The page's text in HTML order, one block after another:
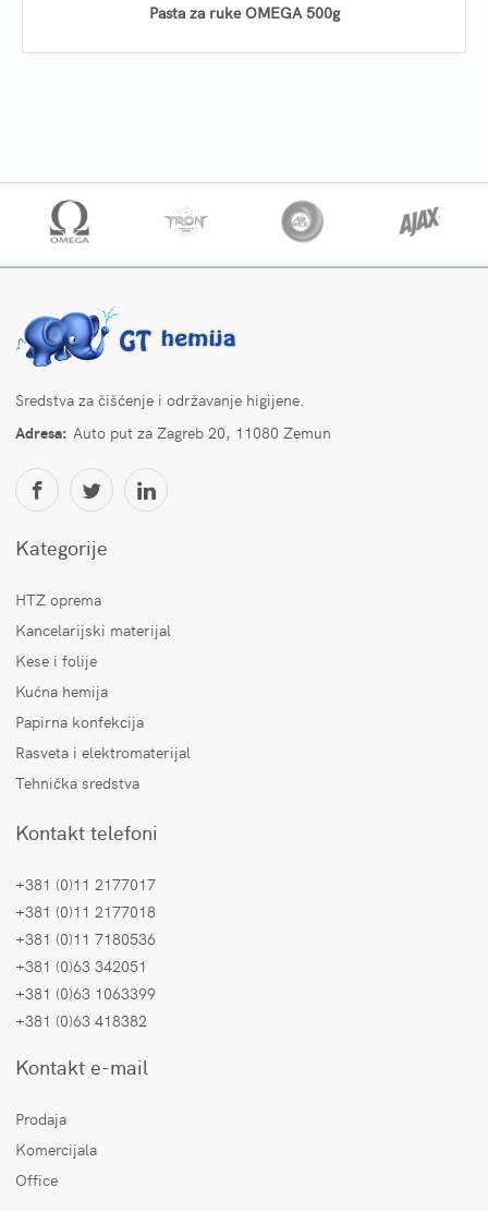
Pasta za ruke OMEGA 500g
Sredstva za čišćenje i održavanje higijene.
Adresa: Auto put za Zagreb 20, 11080 Zemun
Kategorije
HTZ oprema
Kancelarijski materijal
Kese i folije
Kućna hemija
Papirna konfekcija
Rasveta i elektromaterijal
Tehnička sredstva
Kontakt telefoni
+381 (0)11 2177017
+381 (0)11 2177018
+381 (0)11 7180536
+381 (0)63 342051
+381 (0)63 1063399
+381 (0)63 418382
Kontakt e-mail
Prodaja
Komercijala
Office